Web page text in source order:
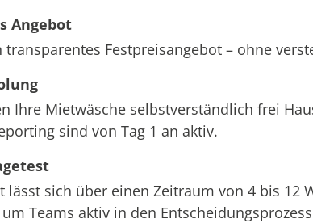
Angebot
transparentes Festpreisangebot – ohne
Ihre Mietwäsche selbstverständlich frei
sind von Tag 1 an aktiv.
lässt sich über einen Zeitraum von 4 bis 12
Teams aktiv in den